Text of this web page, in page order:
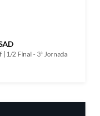
1/2 Final - 3ª Jornada